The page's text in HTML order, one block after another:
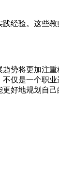
经验。这些
势将更加注
仅是一个职
好地规划自